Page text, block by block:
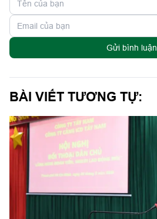
Gửi bình luận
BÀI VIẾT TƯƠNG TỰ: